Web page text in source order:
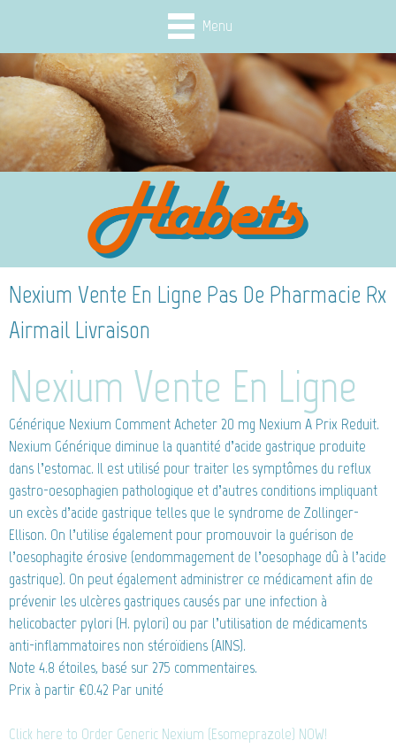
Menu
Nexium Vente En Ligne Pas De Pharmacie Rx
Airmail Livraison
Nexium Vente En Ligne
Générique Nexium Comment Acheter 20 mg Nexium A Prix Reduit.
Nexium Générique diminue la quantité d’acide gastrique produite
dans l’estomac. Il est utilisé pour traiter les symptômes du reflux
gastro-oesophagien pathologique et d’autres conditions impliquant
un excès d’acide gastrique telles que le syndrome de Zollinger-
Ellison. On l’utilise également pour promouvoir la guérison de
l’oesophagite érosive (endommagement de l’oesophage dû à l’acide
gastrique). On peut également administrer ce médicament afin de
prévenir les ulcères gastriques causés par une infection à
helicobacter pylori (H. pylori) ou par l’utilisation de médicaments
anti-inflammatoires non stéroïdiens (AINS).
Note 4.8 étoiles, basé sur275 commentaires.
Prix à partir€0.42 Par unité
Click here to Order Generic Nexium (Esomeprazole) NOW!